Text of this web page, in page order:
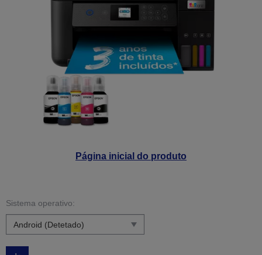
Página inicial do produto
Sistema operativo: